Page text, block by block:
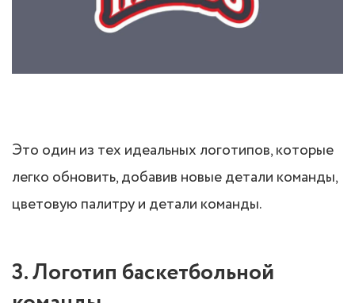
Это один из тех идеальных логотипов, которые
легко обновить, добавив новые детали команды,
цветовую палитру и детали команды.
3. Логотип баскетбольной